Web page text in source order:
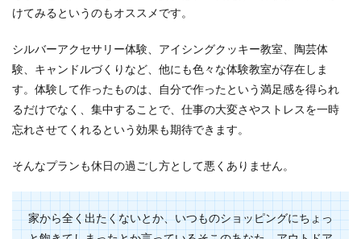
けてみるというのもオススメです。
シルバーアクセサリー体験、アイシングクッキー教室、陶芸体
験、キャンドルづくりなど、他にも色々な体験教室が存在しま
す。体験して作ったものは、自分で作ったという満足感を得られ
るだけでなく、集中することで、仕事の大変さやストレスを一時
忘れさせてくれるという効果も期待できます。
そんなプランも休日の過ごし方として悪くありません。
家から全く出たくないとか、いつものショッピングにちょっ